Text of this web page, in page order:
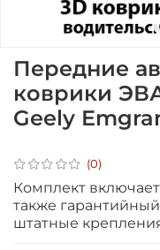
(0)
Передние
коврики
Geely
Комплект
также гарантийный
штатные